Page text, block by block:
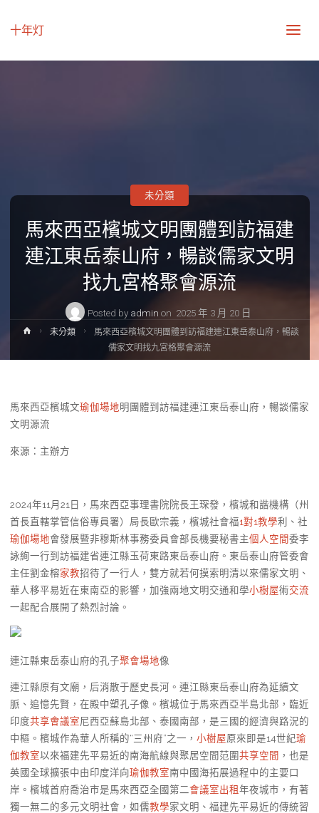
十年灯
馬來西亞檳城文明團體到訪福建
連江東岳泰山府，暢談儒家文明
找九宮格聚會源流
Posted by admin on 2025 年 3 月 20 日
未分類
Home未分類
馬來西亞檳城文明團體到訪福建連江東岳泰山府，暢談
儒家文明找九宮格聚會源流
馬來西亞檳城文瑜伽場地明團體到訪福建連江東岳泰山府，暢談儒家
文明源流
來源：主辦方
2024年11月21日，馬來西亞事理書院院長王琛發，檳城和諧機構（州
首長直轄掌管信俗專員署）局長歐宗義，檳城社會福1對1教學利、社
瑜伽場地會發展暨非穆斯林事務委員會部長機要秘書主個人空間委李
詠絢一行到訪福建省連江縣玉荷東路東岳泰山府。東岳泰山府管委會
主任劉金榕家教招待了一行人，雙方就若何摸索明清以來儒家文明、
華人移平易近在東南亞的影響，加強兩地文明交通和學小樹屋術交流
一起配合展開了熱烈討論。
連江縣東岳泰山府的孔子聚會場地像
連江縣原有文廟，后消散于歷史長河。連江縣東岳泰山府為延續文
脈、追憶先賢，在殿中塑孔子像。檳城位于馬來西亞半島北部，臨近
印度共享會議室尼西亞蘇島北部、泰國南部，是三國的經濟與路況的
中樞。檳城作為華人所稱的“三州府”之一， 小樹屋原來即是14世紀瑜
伽教室以來福建先平易近的南海航線與聚居空間范圍共享空間 ，也是
英國全球擴張中由印度洋向瑜伽教室南中國海拓展過程中的主要口
岸。檳城首府喬治市是馬來西亞全國第二會議室出租年夜城市，有著
獨一無二的多元文明社會，如儒教學家文明、福建先平易近的傳統習